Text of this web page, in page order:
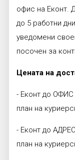
офис на Еконт.
до 5 работни
уведомени
посочен за
Цената на
- Еконт до ОФИС
план на
- Еконт до
план на